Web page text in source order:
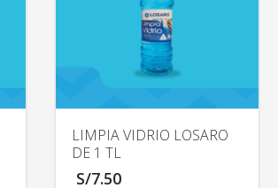
LIMPIA VIDRIO LOSARO
DE 1 TL
S/7.50